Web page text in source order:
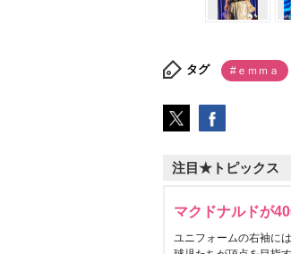
タグ #ｅｍｍａ
注目★トピックス
マクドナルドが
ユニフォームの右袖に